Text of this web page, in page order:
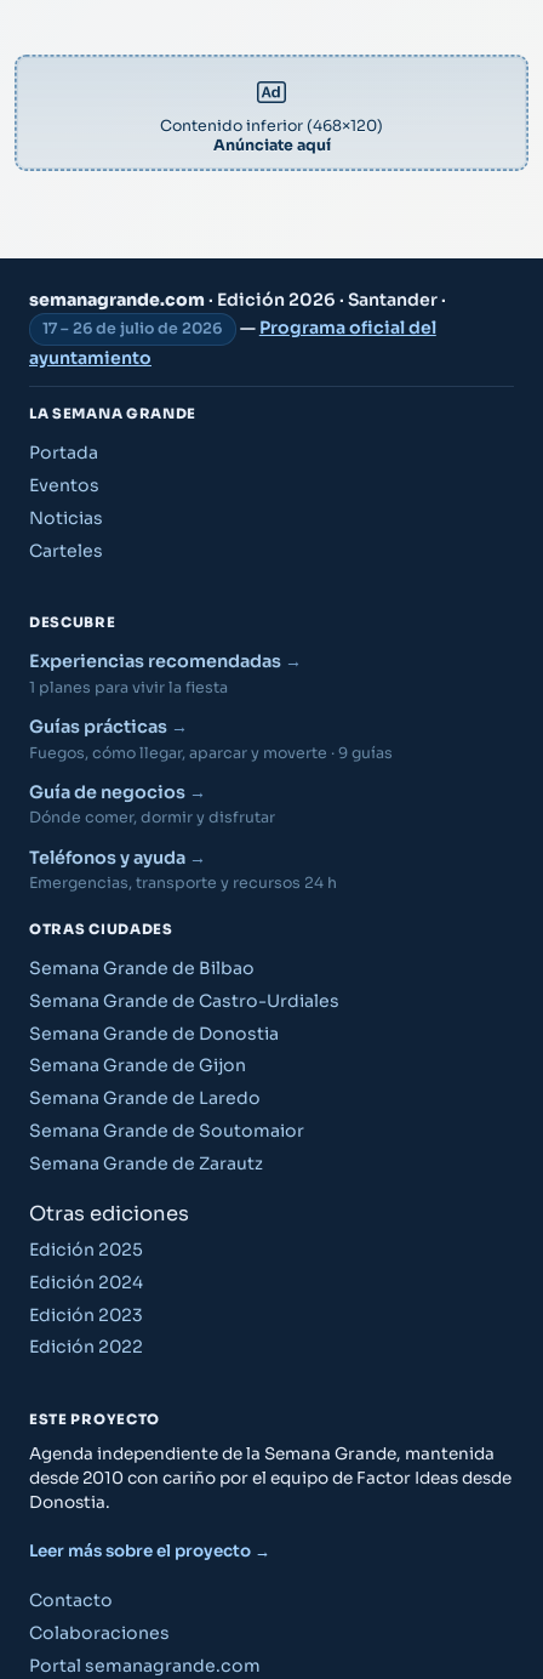
Contenido inferior (468×120)
Anúnciate aquí
semanagrande.com· Edición 2026 · Santander ·
17 – 26 de julio de 2026 — Programa oficial del
ayuntamiento
LA SEMANA GRANDE
Portada
Eventos
Noticias
Carteles
DESCUBRE
Experiencias recomendadas
1 planes para vivir la fiesta
Guías prácticas
Fuegos, cómo llegar, aparcar y moverte · 9 guías
Guía de negocios
Dónde comer, dormir y disfrutar
Teléfonos y ayuda
Emergencias, transporte y recursos 24 h
OTRAS CIUDADES
Semana Grande de Bilbao
Semana Grande de Castro-Urdiales
Semana Grande de Donostia
Semana Grande de Gijon
Semana Grande de Laredo
Semana Grande de Soutomaior
Semana Grande de Zarautz
Otras ediciones
Edición 2025
Edición 2024
Edición 2023
Edición 2022
ESTE PROYECTO
Agenda independiente de la Semana Grande, mantenida
desde 2010 con cariño por el equipo de Factor Ideas desde
Donostia.
Leer más sobre el proyecto →
Contacto
Colaboraciones
Portal semanagrande.com